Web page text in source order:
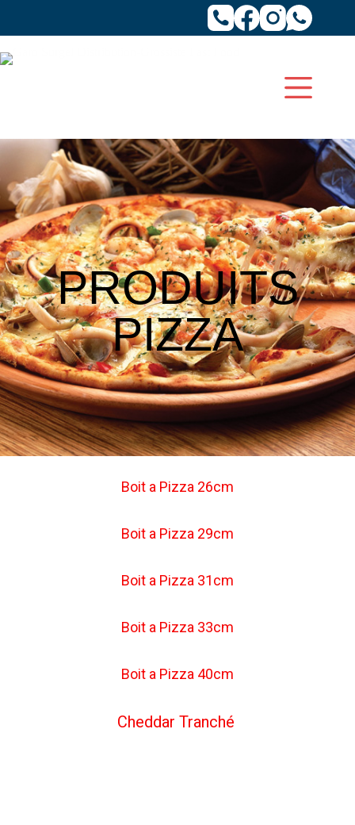
PRODUITS
PIZZA
Boit a Pizza 26cm
Boit a Pizza 29cm
Boit a Pizza 31cm
Boit a Pizza 33cm
Boit a Pizza 40cm
Cheddar Tranché ​